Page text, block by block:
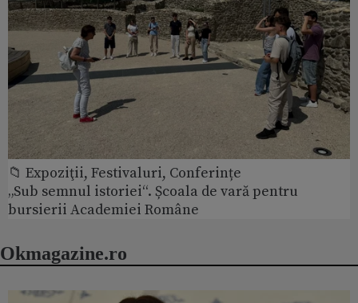
📁 Expoziţii, Festivaluri, Conferințe
„Sub semnul istoriei“. Școala de vară pentru
bursierii Academiei Române
Okmagazine.ro